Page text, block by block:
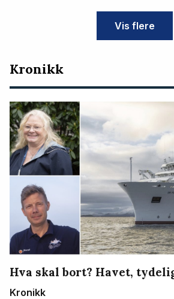
Vis flere
Kronikk
Hva skal bort? Havet,
Kronikk